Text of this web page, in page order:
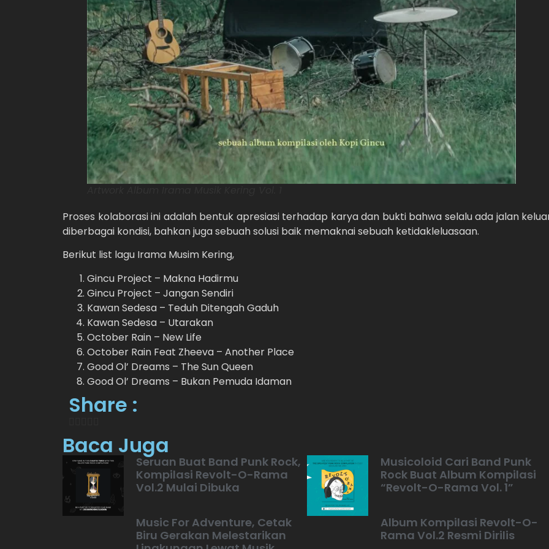
Proses kolaborasi ini adalah bentuk apresiasi terhadap karya dan bukti bahwa selalu ada jalan
diberbagai kondisi, bahkan juga sebuah solusi baik memaknai sebuah ketidakleluasaan.
Berikut list lagu Irama Musim Kering,
Gincu Project – Makna Hadirmu
Gincu Project – Jangan Sendiri
Kawan Sedesa – Teduh Ditengah Gaduh
Kawan Sedesa – Utarakan
October Rain – New Life
October Rain Feat Zheeva – Another Place
Good Ol’ Dreams – The Sun Queen
Good Ol’ Dreams – Bukan Pemuda Idaman
Share :
Baca Juga
Seruan Buat Band Punk Rock,
Kompilasi Revolt-O-Rama
Vol.2 Mulai Dibuka
Musicoloid Cari Band Punk
Rock Buat Album Kompilasi
“Revolt-O-Rama Vol. 1”
Music For Adventure, Cetak
Biru Gerakan Melestarikan
Album Kompilasi Revolt-O-
Rama Vol.2 Resmi Dirilis